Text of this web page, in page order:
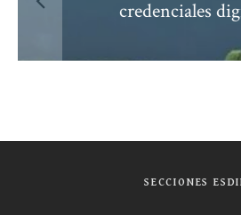
credenciales
SECCIONES